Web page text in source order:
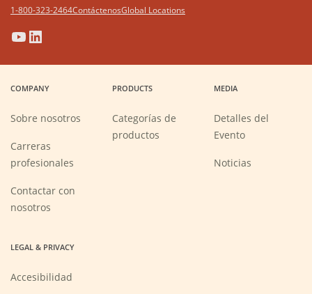
1-800-323-2464ContáctenosGlobal Locations
(Opens
in
new
window)
(Opens
in
new
window)
(Opens
in
new
window)
(Opens
in
new
window)
COMPANY
Sobre nosotros
Carreras
profesionales
new
Contactar con
nosotros
PRODUCTS
Categorías de
productos
MEDIA
Detalles del
Evento
Noticias
LEGAL & PRIVACY
Accesibilidad